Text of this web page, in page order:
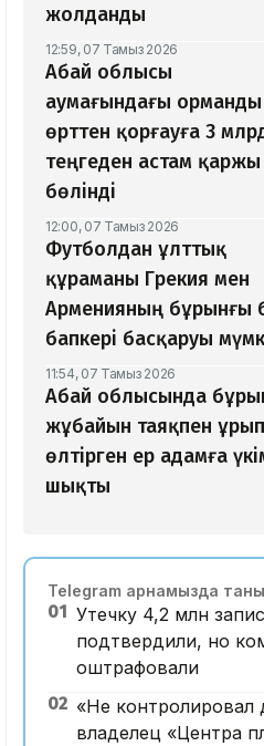
жолданды
12:59, 07 Тамыз 2026
Абай облысы
аумағындағы орманды
өрттен қорғауға 3
теңгеден астам қаржы
бөлінді
12:00, 07 Тамыз 2026
Футболдан ұлттық
құраманы Грекия мен
Арменияның бұрынғы
бапкері басқаруы
11:54, 07 Тамыз 2026
Абай облысында
жұбайын таяқпен ұрып
өлтірген ер адамға
шықты
Telegram арнамызда
01 Утечку 4,2 млн
подтвердили, но
оштрафовали
02 «Не
владелец «Центра